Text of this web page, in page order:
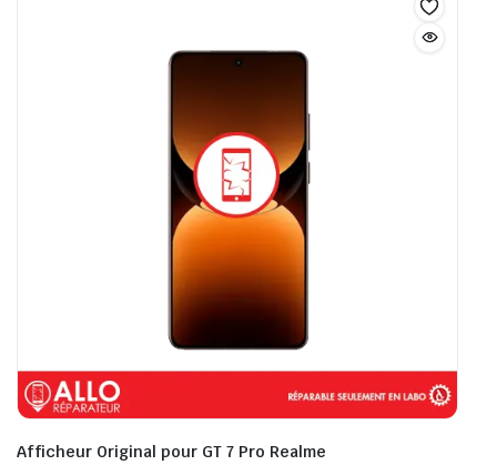
Afficheur Original pour GT 7 Pro Realme